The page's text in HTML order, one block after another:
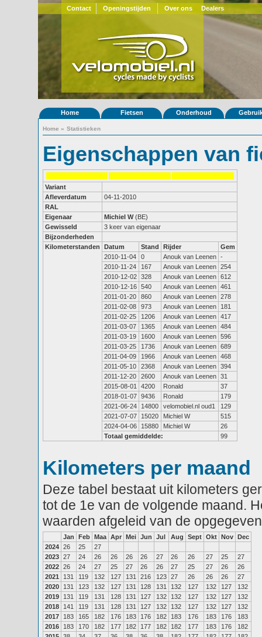
Contact Openingstijden Over ons Dealers
Home Fietsen Onderhoud
Home » Statistieken
Eigenschappen van
Variant
Afleverdatum
04-11-2010
RAL
Eigenaar
Michiel W(BE)
Gewisseld
3 keer van eigenaar
Bijzonderheden
Kilometerstanden
Datum Stand Rijder
Gem
2010-11-04
0 Anouk van Leenen -
2010-11-24
167 Anouk van Leenen 254
2010-12-02 328 Anouk van Leenen 612
2010-12-16 540 Anouk van Leenen 461
2011-01-20
860 Anouk van Leenen 278
2011-02-08
973 Anouk van Leenen
181
2011-02-25
1206 Anouk van Leenen 417
2011-03-07
1365 Anouk van Leenen 484
2011-03-19
1600 Anouk van Leenen 596
2011-03-25
1736 Anouk van Leenen 689
2011-04-09
1966 Anouk van Leenen 468
2011-05-10
2368 Anouk van Leenen 394
2011-12-20
2600 Anouk van Leenen 31
2015-08-01
4200 Ronald
37
2018-01-07 9436 Ronald
179
2021-06-24
14800 velomobiel.nl oud1
129
2021-07-07
15020 Michiel W
515
2024-04-06
15880 Michiel W
26
Totaal gemiddelde:
99
Kilometers per maand
Deze tabel bestaat uit kilometers
tot de 1e van de volgende maand.
waarden afgeleid van de
Jan Feb Maa Apr Mei Jun Jul Aug Sept Okt Nov Dec
2024 26 25
27
2023 27 24 26 26 26 26 27 26 26 27 25
27
2022 26 24 27 25 27 26 26 27 25 27 26
26
2021
131 119 132 127 131 216 123 27 26 26 26
27
2020
131 123 132 127 131 128 131 132 127 132 127
132
2019
131 119 131 128 131 127 132 132 127 132 127
132
2018
141 119 131 128 131 127 132 132 127 132 127
132
2017
183 165 182 176 183 176 182 183 176 183 176
183
2016
183 170 182 177 182 177 182 182 177 183 176
182